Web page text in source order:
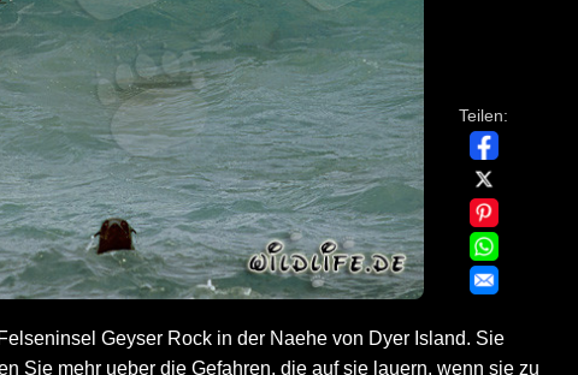
Teilen:
Geyser Rock in der Naehe von Dyer Island. Sie
Sie mehr ueber die Gefahren, die auf sie lauern, wenn sie zu